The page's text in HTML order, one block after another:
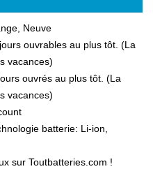
Neuve
ouvrables au plus tôt. (La
vacances)
ouvrés au plus tôt. (La
vacances)
batterie: Li-ion,
sur Toutbatteries.com !